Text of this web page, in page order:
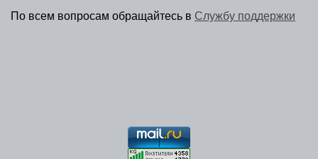
По всем вопросам обращайтесь в Службу поддержки